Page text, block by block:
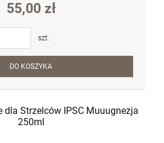
55,00 zł
szt.
DO KOSZYKA
dla Strzelców IPSC Muuugnezja
250ml